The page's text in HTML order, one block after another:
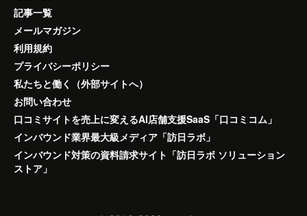
記事一覧
メールマガジン
利用規約
プライバシーポリシー
私たちと働く（外部サイトへ）
お問い合わせ
口コミサイトを売上に変えるAI店舗支援SaaS「口コミコム」
インバウンド業界最大級メディア「訪日ラボ」
インバウンド対策の資料請求サイト「訪日ラボ ソリューション
ストア」